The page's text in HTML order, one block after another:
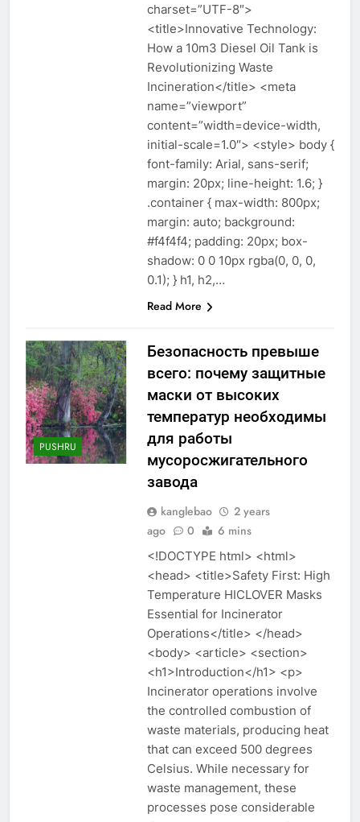
charset=”UTF-8″>
<title>Innovative Technology:
How a 10m3 Diesel Oil Tank is
Revolutionizing Waste
Incineration</title> <meta
name=”viewport”
content=”width=device-width,
initial-scale=1.0″> <style> body {
font-family: Arial, sans-serif;
margin: 20px; line-height: 1.6; }
.container { max-width: 800px;
margin: auto; background:
#f4f4f4; padding: 20px; box-
shadow: 0 0 10px rgba(0, 0, 0,
0.1); } h1, h2,…
Read More
PUSHRU
Безопасность превыше
всего: почему защитные
маски от высоких
температур необходимы
для работы
мусоросжигательного
завода
kanglebao
2 years
ago
0 6 mins
<!DOCTYPE html> <html>
<head> <title>Safety First: High
Temperature HICLOVER Masks
Essential for Incinerator
Operations</title> </head>
<body> <article> <section>
<h1>Introduction</h1> <p>
Incinerator operations involve
the controlled combustion of
waste materials, producing heat
that can exceed 500 degrees
Celsius. While necessary for
waste management, these
processes pose considerable